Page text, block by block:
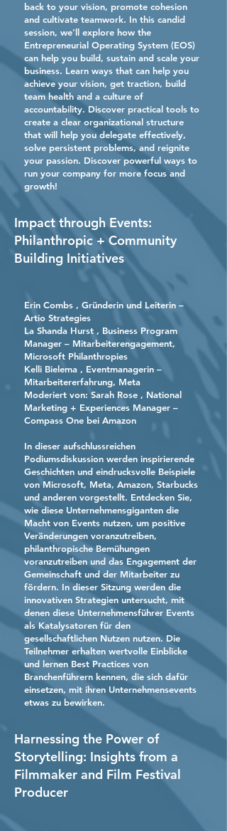
back to your vision, promote cohesion
and cultivate teamwork. In this candid
session, we'll explore how the
Entrepreneurial Operating System (EOS)
can help you build, sustain and scale your
business. Learn ways that can help you
achieve your vision, get traction, build
team health and a culture of
accountability. Discover practical tools to
create a clear organizational structure
that will help you delegate effectively,
solve persistent problems, and reignite
your passion. Discover powerful ways to
run your company for more focus and
growth!
Impact through Events:
Philanthropic + Community
Building Initiatives
Erin Combs , Gründerin und Leiterin –
Artio Strategies
La Shanda Hurst , Business Program
Manager – Mitarbeiterengagement,
Microsoft Philanthropies
Kelli Bielema , Eventmanagerin –
Mitarbeitererfahrung, Meta
Moderiert von: Sarah Rose , National
Marketing + Experiences Manager –
Compass One bei Amazon
In dieser aufschlussreichen
Podiumsdiskussion werden inspirierende
Geschichten und eindrucksvolle Beispiele
von Microsoft, Meta, Amazon, Starbucks
und anderen vorgestellt. Entdecken Sie,
wie diese Unternehmensgiganten die
Macht von Events nutzen, um positive
Veränderungen voranzutreiben,
philanthropische Bemühungen
voranzutreiben und das Engagement der
Gemeinschaft und der Mitarbeiter zu
fördern. In dieser Sitzung werden die
innovativen Strategien untersucht, mit
denen diese Unternehmensführer Events
als Katalysatoren für den
gesellschaftlichen Nutzen nutzen. Die
Teilnehmer erhalten wertvolle Einblicke
und lernen Best Practices von
Branchenführern kennen, die sich dafür
einsetzen, mit ihren Unternehmensevents
etwas zu bewirken.
Harnessing the Power of
Storytelling: Insights from a
Filmmaker and Film Festival
Producer